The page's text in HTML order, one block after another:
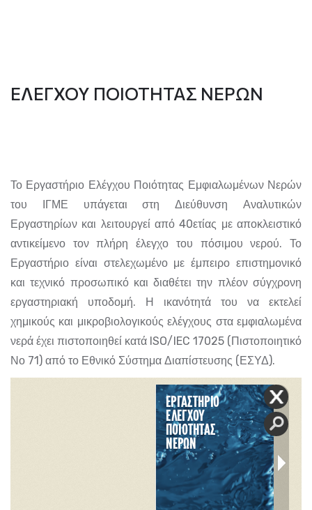
ΕΛΕΓΧΟΥ ΠΟΙΟΤΗΤΑΣ ΝΕΡΩΝ
Το Εργαστήριο Ελέγχου Ποιότητας Εμφιαλωμένων Νερών
του ΙΓΜΕ υπάγεται στη Διεύθυνση Αναλυτικών
Εργαστηρίων και λειτουργεί από 40ετίας με αποκλειστικό
αντικείμενο τον πλήρη έλεγχο του πόσιμου νερού. Το
Εργαστήριο είναι στελεχωμένο με έμπειρο επιστημονικό
και τεχνικό προσωπικό και διαθέτει την πλέον σύγχρονη
εργαστηριακή υποδομή. Η ικανότητά του να εκτελεί
χημικούς και μικροβιολογικούς ελέγχους στα εμφιαλωμένα
νερά έχει πιστοποιηθεί κατά ISO/IEC 17025 (Πιστοποιητικό
Νο 71) από το Εθνικό Σύστημα Διαπίστευσης (ΕΣΥΔ).